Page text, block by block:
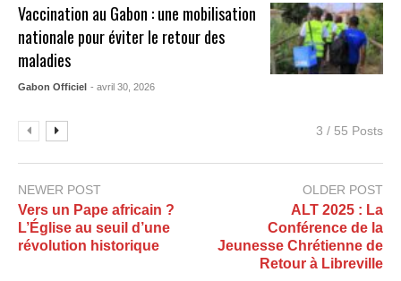
Vaccination au Gabon : une mobilisation
nationale pour éviter le retour des
maladies
Gabon Officiel - avril 30, 2026
3 / 55 Posts
NEWER POST
Vers un Pape africain ?
L’Église au seuil d’une
révolution historique
OLDER POST
ALT 2025 : La
Conférence de la
Jeunesse Chrétienne de
Retour à Libreville​